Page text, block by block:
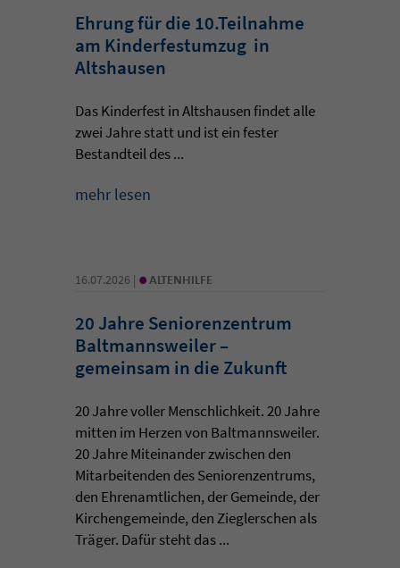
Ehrung für die 10.Teilnahme
am Kinderfestumzug in
Altshausen
Das Kinderfest in Altshausen findet alle
zwei Jahre statt und ist ein fester
Bestandteil des ...
mehr lesen
16.07.2026 | • ALTENHILFE
20 Jahre Seniorenzentrum
Baltmannsweiler –
gemeinsam in die Zukunft
20 Jahre voller Menschlichkeit. 20 Jahre
mitten im Herzen von Baltmannsweiler.
20 Jahre Miteinander zwischen den
Mitarbeitenden des Seniorenzentrums,
den Ehrenamtlichen, der Gemeinde, der
Kirchengemeinde, den Zieglerschen als
Träger. Dafür steht das ...